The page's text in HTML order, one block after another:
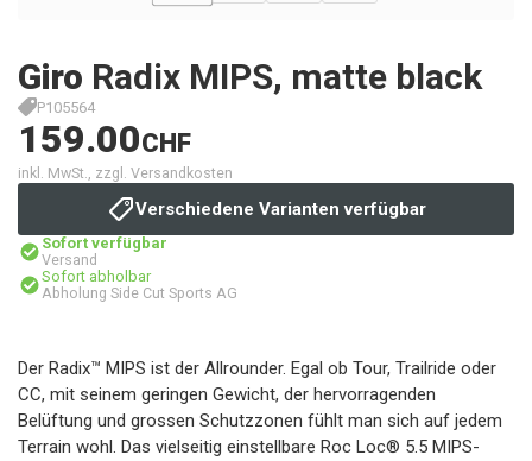
Giro Radix MIPS, matte black
P105564
159.00CHF
inkl. MwSt., zzgl. Versandkosten
Verschiedene Varianten verfügbar
Sofort verfügbar
Versand
Sofort abholbar
Abholung Side Cut Sports AG
Der Radix™ MIPS ist der Allrounder. Egal ob Tour, Trailride oder
CC, mit seinem geringen Gewicht, der hervorragenden
Belüftung und grossen Schutzzonen fühlt man sich auf jedem
Terrain wohl. Das vielseitig einstellbare Roc Loc® 5.5 MIPS-